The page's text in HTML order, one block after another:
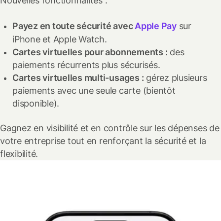
Payez en toute sécurité avecApple Paysur
iPhone et Apple Watch.
Cartes virtuelles pour abonnements : des
paiements récurrents plus sécurisés.
Cartes virtuelles multi-usages : gérez plusieurs
paiements avec une seule carte (bientôt
disponible).
Gagnez en visibilité et en contrôle sur les dépenses de
votre entreprise tout en renforçant la sécurité et la
flexibilité.